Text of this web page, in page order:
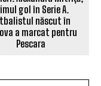
gol în Serie A.
născut în
a marcat pentru
Pescara